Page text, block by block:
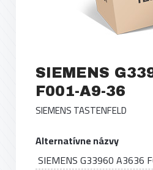
SIEMENS
F001-A9-36
SIEMENS TASTENFELD
Alternatívne názvy
SIEMENS G33960 A3636